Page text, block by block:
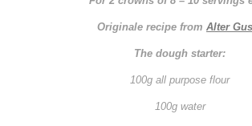
Originale recipe from Alter
The dough starter:
100g all purpose flour
100g water